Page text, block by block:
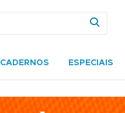
CADERNOS ESPECIAIS